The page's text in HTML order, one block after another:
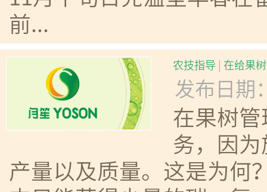
前...
农技指导 | 在给果
发布日期
在果树
务，因
产量以及质量。这是为何